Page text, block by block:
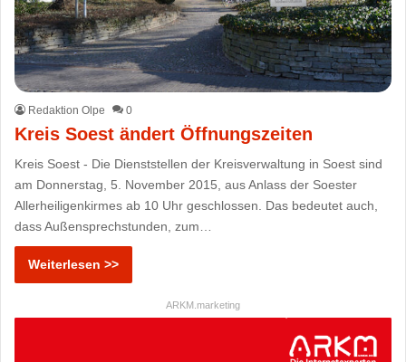
Redaktion Olpe 0
Kreis Soest ändert Öffnungszeiten
Kreis Soest - Die Dienststellen der Kreisverwaltung in Soest sind
am Donnerstag, 5. November 2015, aus Anlass der Soester
Allerheiligenkirmes ab 10 Uhr geschlossen. Das bedeutet auch,
dass Außensprechstunden, zum…
Weiterlesen >>
ARKM.marketing